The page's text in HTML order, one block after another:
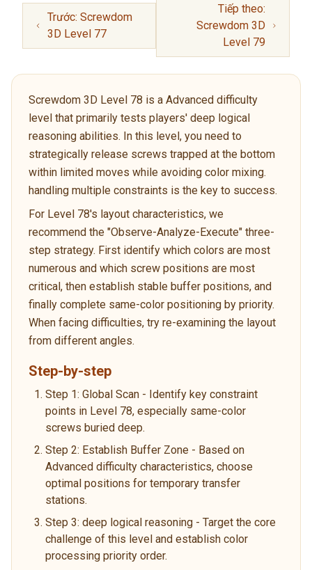
Trước: Screwdom
3D Level 77
Tiếp theo:
Screwdom 3D
Level 79
Screwdom 3D Level 78 is a Advanced difficulty
level that primarily tests players' deep logical
reasoning abilities. In this level, you need to
strategically release screws trapped at the bottom
within limited moves while avoiding color mixing.
handling multiple constraints is the key to success.
For Level 78's layout characteristics, we
recommend the "Observe-Analyze-Execute" three-
step strategy. First identify which colors are most
numerous and which screw positions are most
critical, then establish stable buffer positions, and
finally complete same-color positioning by priority.
When facing difficulties, try re-examining the layout
from different angles.
Step-by-step
Step 1: Global Scan - Identify key constraint
points in Level 78, especially same-color
screws buried deep.
Step 2: Establish Buffer Zone - Based on
Advanced difficulty characteristics, choose
optimal positions for temporary transfer
stations.
Step 3: deep logical reasoning - Target the core
challenge of this level and establish color
processing priority order.